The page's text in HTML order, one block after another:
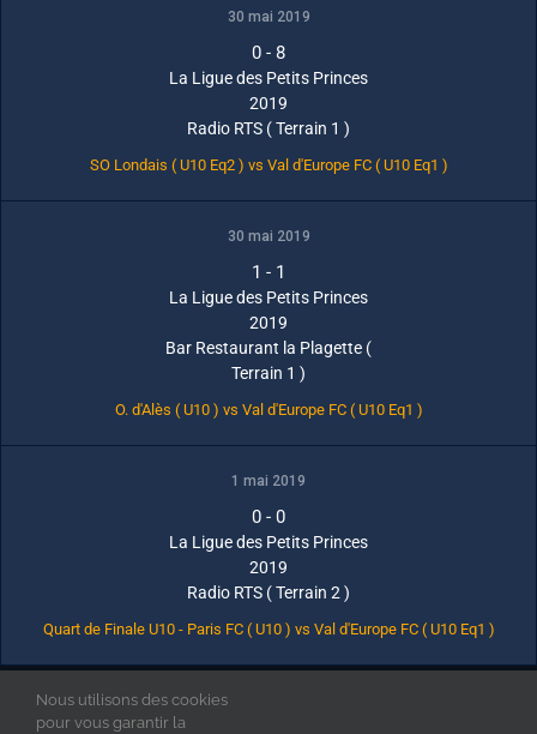
30 mai 2019
0 - 8
La Ligue des Petits Princes
2019
Radio RTS ( Terrain 1 )
SO Londais ( U10 Eq2 ) vs Val d'Europe FC ( U10 Eq1 )
30 mai 2019
1 - 1
La Ligue des Petits Princes
2019
Bar Restaurant la Plagette (
Terrain 1 )
O. d'Alès ( U10 ) vs Val d'Europe FC ( U10 Eq1 )
1 mai 2019
0 - 0
La Ligue des Petits Princes
2019
Radio RTS ( Terrain 2 )
Quart de Finale U10 - Paris FC ( U10 ) vs Val d'Europe FC ( U10 Eq1 )
La Ligue des Petits Princes © 2019 - Tous droits réservés
Nous utilisons des cookies
pour vous garantir la